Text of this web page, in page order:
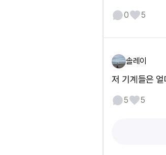
0 5
솔레이
저 기계들은
5 5